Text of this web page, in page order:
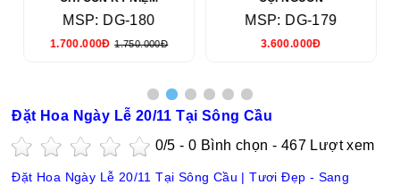
MSP: DG-180
1.700.000Đ 1.750.000Đ
MSP: DG-179
3.600.000Đ
Đặt Hoa Ngày Lễ 20/11 Tại Sông Cầu
0/5 -0 Bình chọn - 467 Lượt xem
Đặt Hoa Ngày Lễ 20/11 Tại Sông Cầu | Tươi Đẹp - Sang